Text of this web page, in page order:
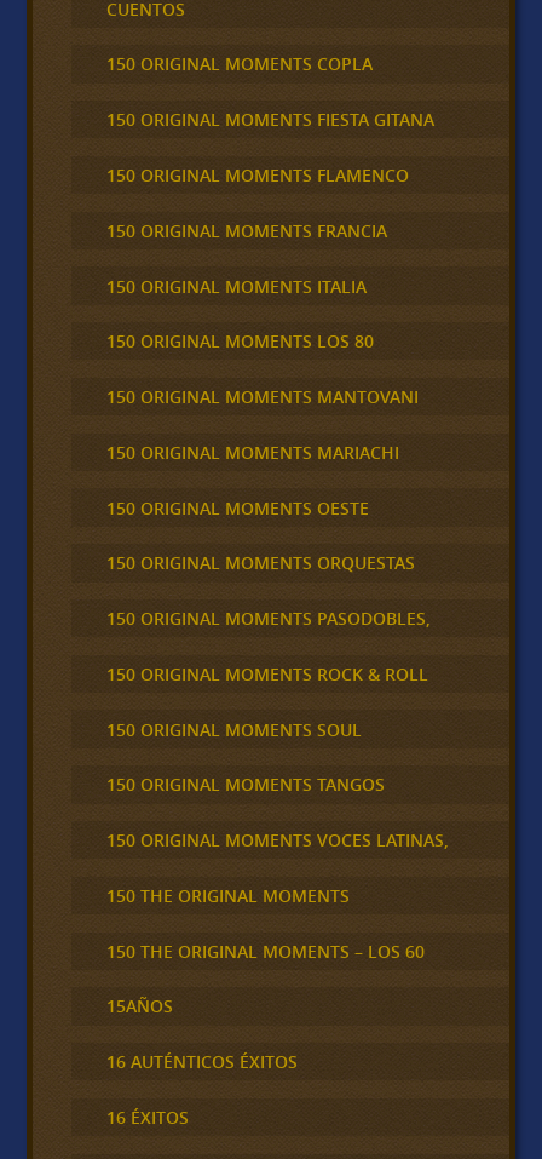
CUENTOS
150 ORIGINAL MOMENTS COPLA
150 ORIGINAL MOMENTS FIESTA GITANA
150 ORIGINAL MOMENTS FLAMENCO
150 ORIGINAL MOMENTS FRANCIA
150 ORIGINAL MOMENTS ITALIA
150 ORIGINAL MOMENTS LOS 80
150 ORIGINAL MOMENTS MANTOVANI
150 ORIGINAL MOMENTS MARIACHI
150 ORIGINAL MOMENTS OESTE
150 ORIGINAL MOMENTS ORQUESTAS
150 ORIGINAL MOMENTS PASODOBLES,
150 ORIGINAL MOMENTS ROCK & ROLL
150 ORIGINAL MOMENTS SOUL
150 ORIGINAL MOMENTS TANGOS
150 ORIGINAL MOMENTS VOCES LATINAS,
150 THE ORIGINAL MOMENTS
150 THE ORIGINAL MOMENTS – LOS 60
15AÑOS
16 AUTÉNTICOS ÉXITOS
16 ÉXITOS